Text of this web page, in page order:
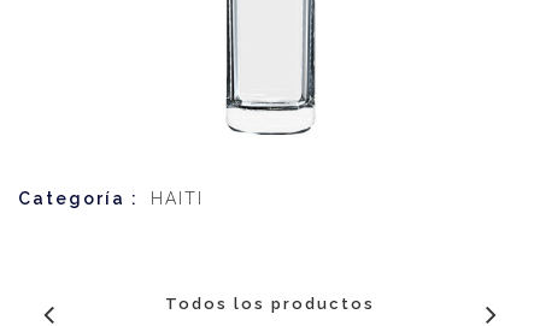
Categoría : HAITI
Todos los productos